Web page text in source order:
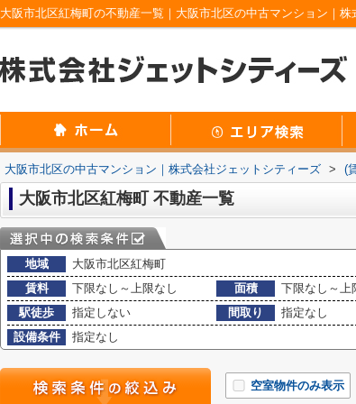
大阪市北区紅梅町の不動産一覧｜大阪市北区の中古マンション｜
大阪市北区の中古マンション｜株式会社ジェットシティーズ > (
大阪市北区紅梅町 不動産一覧
地域
大阪市北区紅梅町
賃料
下限なし～上限なし 面積 下限なし～上
駅徒歩
指定しない 間取り
指定なし
設備条件
指定なし
空室物件のみ表示